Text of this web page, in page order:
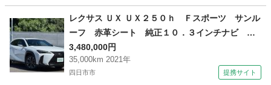
レクサス
レクサス ＵＸ ＵＸ２５０ｈ Ｆスポーツ サンル
ーフ 赤革シート 純正１０．３インチナビ 全
方位モニター ３眼ＬＥＤヘッドライト ＥＴＣ
２．０ 前後ドライブレコーダー ブラインドス
ポットモニター ヘッドアップディスプレイ Ｗ
3,480,000円
35,000km 2021年
四日市市 提携サイト